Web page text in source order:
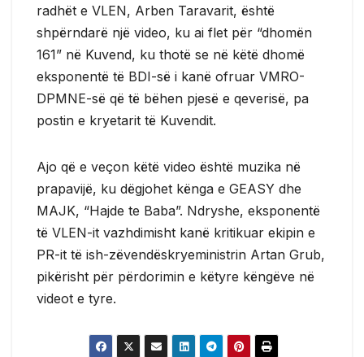
radhët e VLEN, Arben Taravarit, është
shpërndarë një video, ku ai flet për “dhomën
161” në Kuvend, ku thotë se në këtë dhomë
eksponentë të BDI-së i kanë ofruar VMRO-
DPMNE-së që të bëhen pjesë e qeverisë, pa
postin e kryetarit të Kuvendit.
Ajo që e veçon këtë video është muzika në
prapavijë, ku dëgjohet kënga e GEASY dhe
MAJK, “Hajde te Baba”. Ndryshe, eksponentë
të VLEN-it vazhdimisht kanë kritikuar ekipin e
PR-it të ish-zëvendëskryeministrin Artan Grub,
pikërisht për përdorimin e këtyre këngëve në
videot e tyre.